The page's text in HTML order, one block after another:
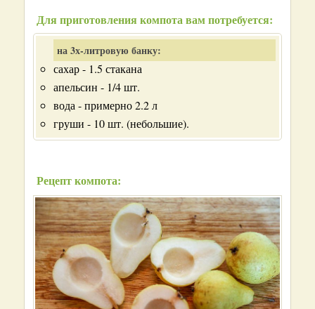
Для приготовления компота вам потребуется:
на 3х-литровую банку:
сахар - 1.5 стакана
апельсин - 1/4 шт.
вода - примерно 2.2 л
груши - 10 шт. (небольшие).
Рецепт компота: